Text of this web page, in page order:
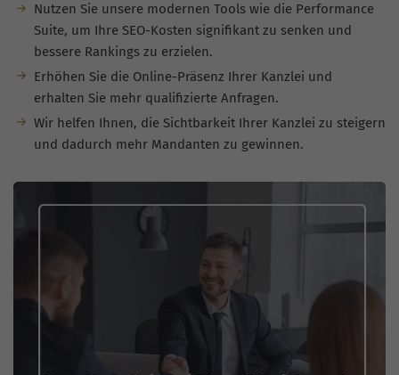
Nutzen Sie unsere modernen Tools wie die Performance
Suite, um Ihre SEO-Kosten signifikant zu senken und
bessere Rankings zu erzielen.
Erhöhen Sie die Online-Präsenz Ihrer Kanzlei und
erhalten Sie mehr qualifizierte Anfragen.
Wir helfen Ihnen, die Sichtbarkeit Ihrer Kanzlei zu steigern
und dadurch mehr Mandanten zu gewinnen.